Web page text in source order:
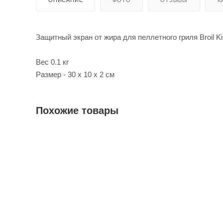
Защитный экран от жира для пеллетного гриля Broil
Вес 0.1 кг
Размер - 30 х 10 х 2 см
Похожие товары